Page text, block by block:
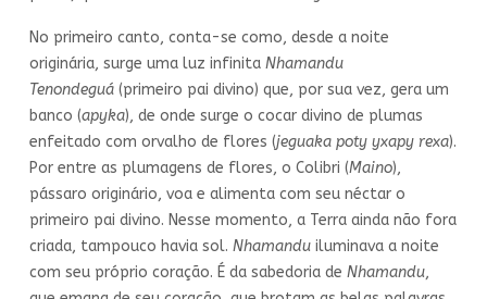
No primeiro canto, conta-se como, desde a noite
originária, surge uma luz infinita Nhamandu
Tenondeguá (primeiro pai divino) que, por sua vez, gera um
banco (apyka), de onde surge o cocar divino de plumas
enfeitado com orvalho de flores (jeguaka poty yxapy rexa).
Por entre as plumagens de flores, o Colibri (Maino),
pássaro originário, voa e alimenta com seu néctar o
primeiro pai divino. Nesse momento, a Terra ainda não fora
criada, tampouco havia sol. Nhamandu iluminava a noite
com seu próprio coração. É da sabedoria de Nhamandu,